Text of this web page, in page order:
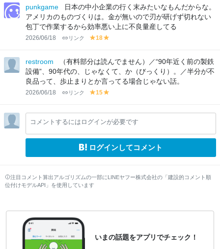
lo
w
lo
punkgame
日本の中小企業の行く末みたいなもんだからな。
アメリカのものづくりは。金が無いので刃が研げず切れない
包丁で作業するから効率悪い上に不良量産してる
2026/06/18 リンク
y
lo
w
18
lo
w
restroom
（有料部分は読んでません）／“90年近く前の製鉄
設備”、90年代の、じゃなくて、か（びっくり）。／半分が不
良品って、歩止まりとか言ってる場合じゃない話。
2026/06/18 リンク
y
lo
w
15
lo
w
コメントするにはログインが必要です
ログインしてコメント
注目コメント算出アルゴリズムの一部にLINEヤフー株式会社の「建設的コメント順
位付けモデルAPI」を使用しています
いまの話題をアプリでチェック！